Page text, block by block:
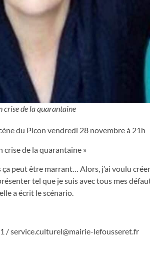
crise de la quarantaine
du Picon vendredi 28 novembre à 21h
crise de la quarantaine »
peut être marrant… Alors, j’ai voulu
tel que je suis avec tous mes
a écrit le scénario.
/service.culturel@mairie-lefousseret.fr